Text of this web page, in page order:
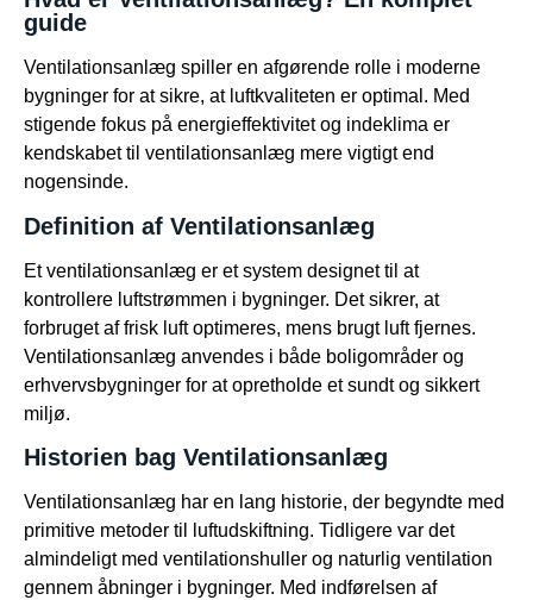
guide
Ventilationsanlæg spiller en afgørende rolle i moderne
bygninger for at sikre, at luftkvaliteten er optimal. Med
stigende fokus på energieffektivitet og indeklima er
kendskabet til ventilationsanlæg mere vigtigt end
nogensinde.
Definition af Ventilationsanlæg
Et ventilationsanlæg er et system designet til at
kontrollere luftstrømmen i bygninger. Det sikrer, at
forbruget af frisk luft optimeres, mens brugt luft fjernes.
Ventilationsanlæg anvendes i både boligområder og
erhvervsbygninger for at opretholde et sundt og sikkert
miljø.
Historien bag Ventilationsanlæg
Ventilationsanlæg har en lang historie, der begyndte med
primitive metoder til luftudskiftning. Tidligere var det
almindeligt med ventilationshuller og naturlig ventilation
gennem åbninger i bygninger. Med indførelsen af